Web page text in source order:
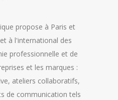
propose à Paris et
à l'international des
professionnelle et de
et les marques :
ateliers collaboratifs,
de communication tels